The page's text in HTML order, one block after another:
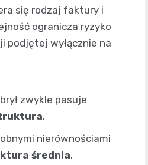
się rodzaj faktury i
ogranicza ryzyko
podjętej wyłącznie na
zwykle pasuje
.
nierównościami
średnia.